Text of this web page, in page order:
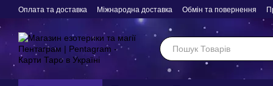
Перейти до основного контенту
Оплата та доставка Міжнародна доставка Обмін та повернення